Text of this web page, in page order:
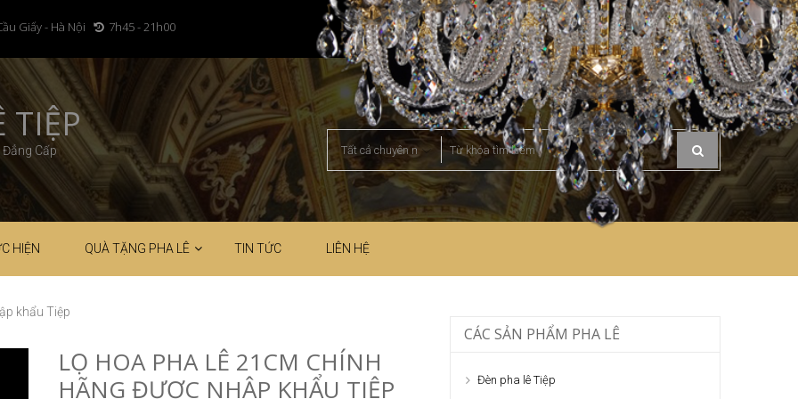
Giấy - Hà Nội 7h45 - 21h00
TIỆP
Cấp
HIỆN QUÀ TẶNG PHA LÊ TIN TỨC LIÊN HỆ
khẩu Tiệp
LỌ HOA PHA LÊ 21CM CHÍNH
HÃNG ĐƯỢC NHẬP KHẨU TIỆP
CÁC SẢN PHẨM PHA LÊ
Đèn pha lê Tiệp